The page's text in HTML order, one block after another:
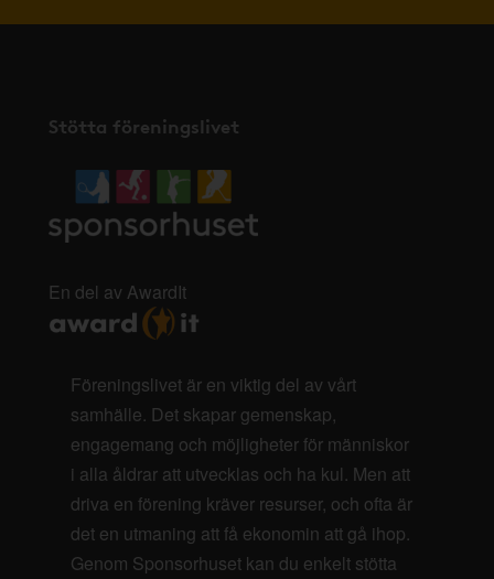
Stötta föreningslivet
En del av AwardIt
Föreningslivet är en viktig del av vårt
samhälle. Det skapar gemenskap,
engagemang och möjligheter för människor
i alla åldrar att utvecklas och ha kul. Men att
driva en förening kräver resurser, och ofta är
det en utmaning att få ekonomin att gå ihop.
Genom Sponsorhuset kan du enkelt stötta